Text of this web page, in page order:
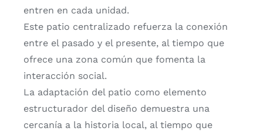
entren en cada unidad.
Este patio centralizado refuerza la conexión
entre el pasado y el presente, al tiempo que
ofrece una zona común que fomenta la
interacción social.
La adaptación del patio como elemento
estructurador del diseño demuestra una
cercanía a la historia local, al tiempo que